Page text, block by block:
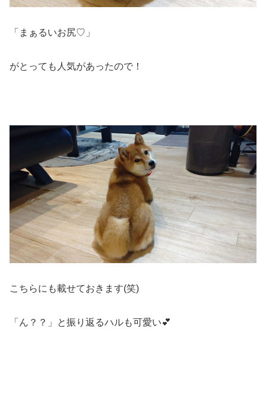
「まぁるいお尻♡」
がとっても人気があったので！
こちらにも載せておきます(笑)
「ん？？」と振り返るハルも可愛い💕